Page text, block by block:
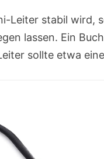
Leiter stabil wird,
lassen. Ein
sollte etwa